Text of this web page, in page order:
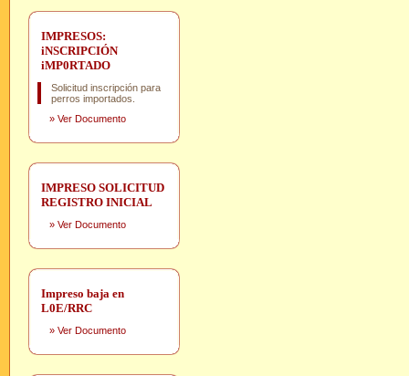
IMPRESOS:
iNSCRIPCIÓN
iMP0RTADO
Solicitud inscripción para
perros importados.
» Ver Documento
IMPRESO SOLICITUD
REGISTRO INICIAL
» Ver Documento
Impreso baja en
L0E/RRC
» Ver Documento